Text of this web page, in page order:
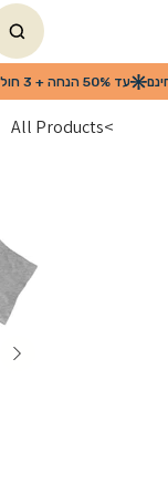
>
All Products